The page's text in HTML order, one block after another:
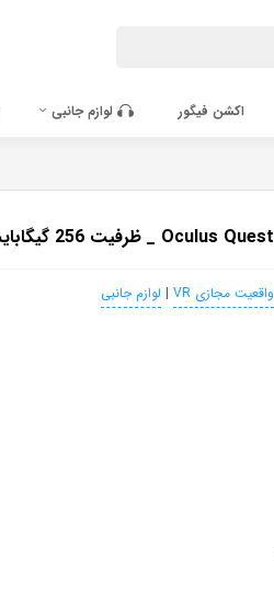
اکشن فیگور لوازم جانبی
واقعیت مجازی VR | لوازم جانبی